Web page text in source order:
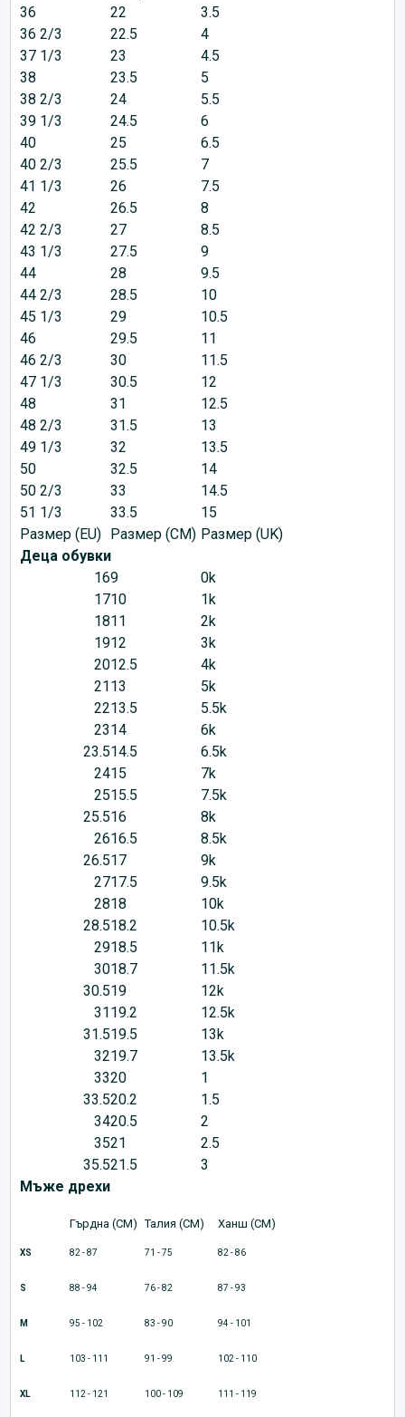
36
22
3.5
36 2/3
22.5
4
37 1/3
23
4.5
38
23.5
5
38 2/3
24
5.5
39 1/3
24.5
6
40
25
6.5
40 2/3
25.5
7
41 1/3
26
7.5
42
26.5
8
42 2/3
27
8.5
43 1/3
27.5
9
44
28
9.5
44 2/3
28.5
10
45 1/3
29
10.5
46
29.5
11
46 2/3
30
11.5
47 1/3
30.5
12
48
31
12.5
48 2/3
31.5
13
49 1/3
32
13.5
50
32.5
14
50 2/3
33
14.5
51 1/3
33.5
15
Размер (EU) Размер (CM) Размер (UK)
Деца обувки
169
0k
1710
1k
1811
2k
1912
3k
2012.5
4k
2113
5k
2213.5
5.5k
2314
6k
23.514.5
6.5k
2415
7k
2515.5
7.5k
25.516
8k
2616.5
8.5k
26.517
9k
2717.5
9.5k
2818
10k
28.518.2
10.5k
2918.5
11k
3018.7
11.5k
30.519
12k
3119.2
12.5k
31.519.5
13k
3219.7
13.5k
3320
1
33.520.2
1.5
3420.5
2
3521
2.5
35.521.5
3
Мъже дрехи
Гърдна (CM) Талия (CM) Ханш (CM)
XS 82 - 87 71 - 75 82 - 86
S 88 - 94 76 - 82 87 - 93
M 95 - 102 83 - 90 94 - 101
L 103 - 111 91 - 99 102 - 110
XL 112 - 121 100 - 109 111 - 119